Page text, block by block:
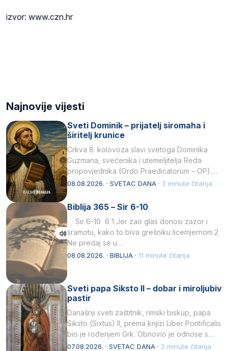
izvor: www.czn.hr
Najnovije vijesti
Sveti Dominik – prijatelj siromaha i
širitelj krunice
Crkva 8. kolovoza slavi svetoga Dominika
Guzmana, svećenika i utemeljitelja Reda
propovjednika (Ordo Praedicatorum – OP).
Svojim životom, dubokom ljubavlju prema
08.08.2026. · SVETAC DANA · 3 minute čitanja
Biblija 365 – Sir 6-10
Sir 6-10 6 1 Jer zao glas donosi zazor i
sramotu, kako to biva grešniku licemjernom.2
Ne predaj se u…
08.08.2026. · BIBLIJA · 11 minute čitanja
Sveti papa Siksto II – dobar i miroljubiv
pastir
Današnji sveti zaštitnik, rimski biskup, papa
Siksto (Sixtus) II, prema knjizi Liber Pontificalis
bio je rođenjem Grk. Obnovio je odnose s
afričkim…
07.08.2026. · SVETAC DANA · 2 minute čitanja